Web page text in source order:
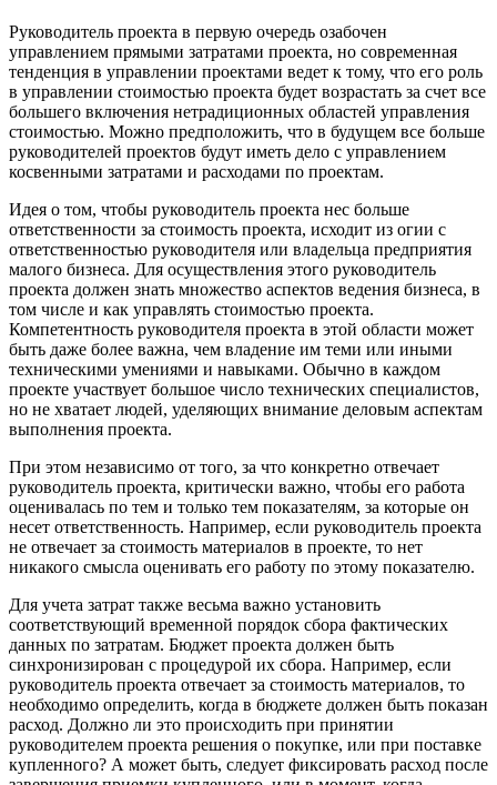
Руководитель проекта в первую очередь озабочен
управлением прямыми затратами проекта, но современная
тенденция в управлении проектами ведет к тому, что его роль
в управлении стоимостью проекта будет возрастать за счет все
большего включения нетрадиционных областей управления
стоимостью. Можно предположить, что в будущем все больше
руководителей проектов будут иметь дело с управлением
косвенными затратами и расходами по проектам.
Идея о том, чтобы руководитель проекта нес больше
ответственности за стоимость проекта, исходит из огии с
ответственностью руководителя или владельца предприятия
малого бизнеса. Для осуществления этого руководитель
проекта должен знать множество аспектов ведения бизнеса, в
том числе и как управлять стоимостью проекта.
Компетентность руководителя проекта в этой области может
быть даже более важна, чем владение им теми или иными
техническими умениями и навыками. Обычно в каждом
проекте участвует большое число технических специалистов,
но не хватает людей, уделяющих внимание деловым аспектам
выполнения проекта.
При этом независимо от того, за что конкретно отвечает
руководитель проекта, критически важно, чтобы его работа
оценивалась по тем и только тем показателям, за которые он
несет ответственность. Например, если руководитель проекта
не отвечает за стоимость материалов в проекте, то нет
никакого смысла оценивать его работу по этому показателю.
Для учета затрат также весьма важно установить
соответствующий временной порядок сбора фактических
данных по затратам. Бюджет проекта должен быть
синхронизирован с процедурой их сбора. Например, если
руководитель проекта отвечает за стоимость материалов, то
необходимо определить, когда в бюджете должен быть показан
расход. Должно ли это происходить при принятии
руководителем проекта решения о покупке, или при поставке
купленного? А может быть, следует фиксировать расход после